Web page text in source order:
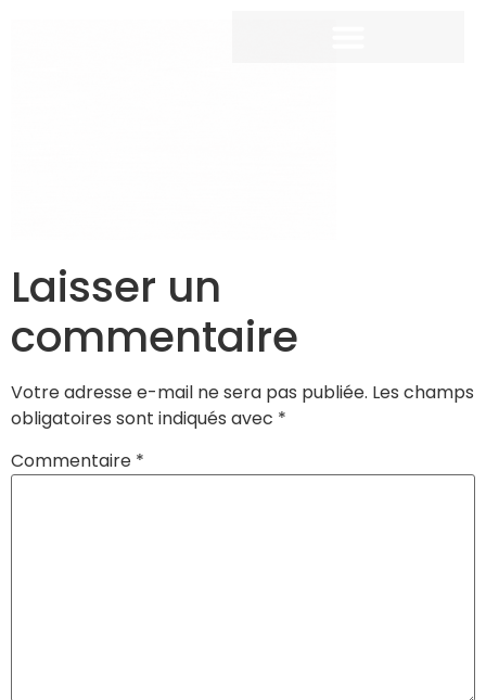
Laisser un
commentaire
Votre adresse e-mail ne sera pas publiée. Les champs
obligatoires sont indiqués avec *
Commentaire *